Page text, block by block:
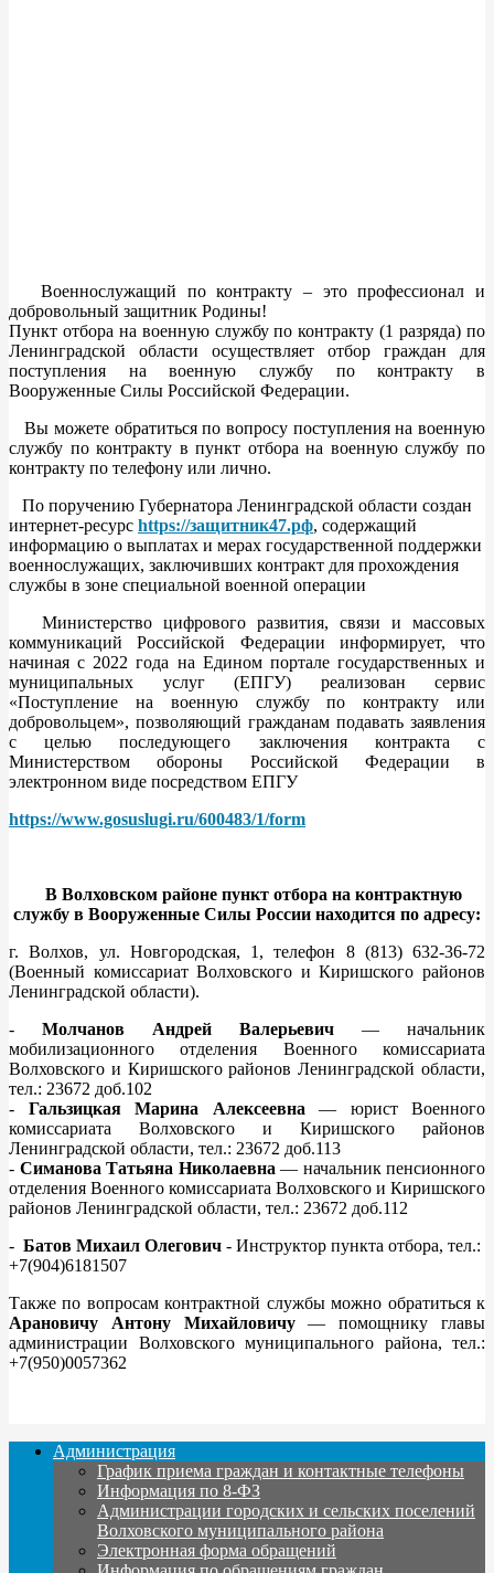
Военнослужащий по контракту – это профессионал и
добровольный защитник Родины!
Пункт отбора на военную службу по контракту (1 разряда) по
Ленинградской области осуществляет отбор граждан для
поступления на военную службу по контракту в
Вооруженные Силы Российской Федерации.
Вы можете обратиться по вопросу поступления на военную
службу по контракту в пункт отбора на военную службу по
контракту по телефону или лично.
По поручению Губернатора Ленинградской области создан
интернет-ресурс https://защитник47.рф, содержащий
информацию о выплатах и мерах государственной поддержки
военнослужащих, заключивших контракт для прохождения
службы в зоне специальной военной операции
Министерство цифрового развития, связи и массовых
коммуникаций Российской Федерации информирует, что
начиная с 2022 года на Едином портале государственных и
муниципальных услуг (ЕПГУ) реализован сервис
«Поступление на военную службу по контракту или
добровольцем», позволяющий гражданам подавать заявления
с целью последующего заключения контракта с
Министерством обороны Российской Федерации в
электронном виде посредством ЕПГУ
https://www.gosuslugi.ru/600483/1/form
В Волховском районе пункт отбора на контрактную
службу в Вооруженные Силы России находится по адресу:
г. Волхов, ул. Новгородская, 1, телефон 8 (813) 632-36-72
(Военный комиссариат Волховского и Киришского районов
Ленинградской области).
- Молчанов Андрей Валерьевич — начальник
мобилизационного отделения Военного комиссариата
Волховского и Киришского районов Ленинградской области,
тел.: 23672 доб.102
- Гальзицкая Марина Алексеевна — юрист Военного
комиссариата Волховского и Киришского районов
Ленинградской области, тел.: 23672 доб.113
- Симанова Татьяна Николаевна — начальник пенсионного
отделения Военного комиссариата Волховского и Киришского
районов Ленинградской области, тел.: 23672 доб.112
- Батов Михаил Олегович - Инструктор пункта отбора, тел.:
+7(904)6181507
Также по вопросам контрактной службы можно обратиться к
Арановичу Антону Михайловичу— помощнику главы
администрации Волховского муниципального района, тел.:
+7(950)0057362
Администрация
График приема граждан и контактные телефоны
Информация по 8-ФЗ
Администрации городских и сельских поселений
Волховского муниципального района
Электронная форма обращений